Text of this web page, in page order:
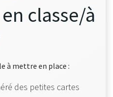
classe/à
à mettre en place :
des petites cartes